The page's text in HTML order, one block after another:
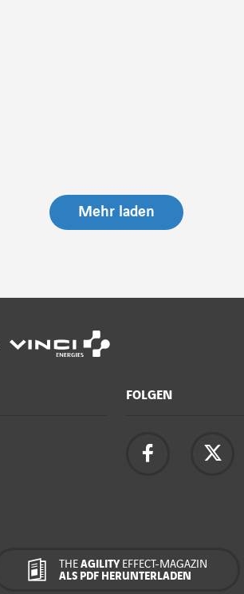
Mehr laden
FOLGEN
THEAGILITY EFFECT-MAGAZIN
ALS PDF HERUNTERLADEN